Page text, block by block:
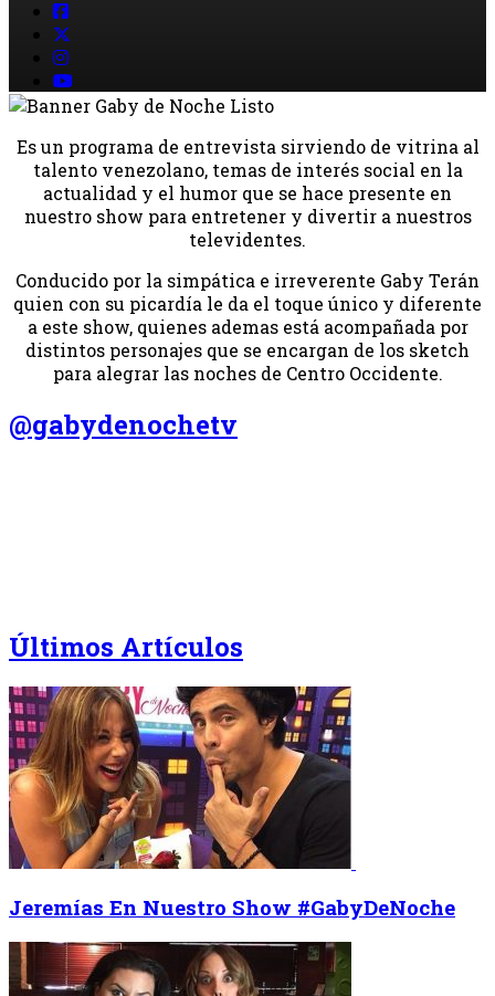
Es un programa de entrevista sirviendo de vitrina al
talento venezolano, temas de interés social en la
actualidad y el humor que se hace presente en
nuestro show para entretener y divertir a nuestros
televidentes.
Conducido por la simpática e irreverente Gaby Terán
quien con su picardía le da el toque único y diferente
a este show, quienes ademas está acompañada por
distintos personajes que se encargan de los sketch
para alegrar las noches de Centro Occidente.
@gabydenochetv
Últimos Artículos
Jeremías En Nuestro Show #GabyDeNoche